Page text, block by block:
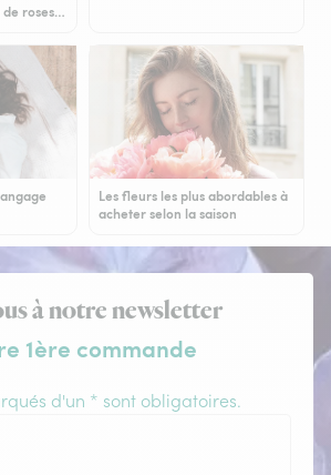
roses…
Les fleurs les plus abordables à
acheter selon la saison
à notre newsletter
1ère commande
d'un * sont obligatoires.